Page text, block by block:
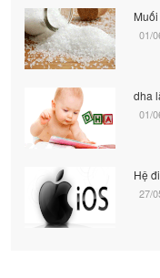
01/
dha
01/
Hệ
27/